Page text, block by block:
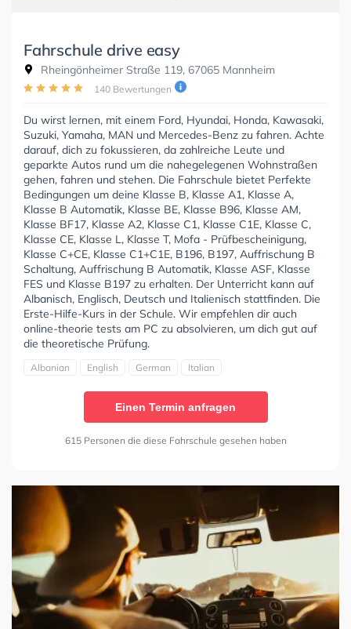
Fahrschule drive easy
Rheingönheimer Straße 119, 67065 Mannheim
140 Bewertungen
Du wirst lernen, mit einem Ford, Hyundai, Honda, Kawasaki,
Suzuki, Yamaha, MAN und Mercedes-Benz zu fahren. Achte
darauf, dich zu fokussieren, da zahlreiche Leute und
geparkte Autos rund um die nahegelegenen Wohnstraßen
gehen, fahren und stehen. Die Fahrschule bietet Perfekte
Bedingungen um deine Klasse B, Klasse A1, Klasse A,
Klasse B Automatik, Klasse BE, Klasse B96, Klasse AM,
Klasse BF17, Klasse A2, Klasse C1, Klasse C1E, Klasse C,
Klasse CE, Klasse L, Klasse T, Mofa - Prüfbescheinigung,
Klasse C+CE, Klasse C1+C1E, B196, B197, Auffrischung B
Schaltung, Auffrischung B Automatik, Klasse ASF, Klasse
FES und Klasse B197 zu erhalten. Der Unterricht kann auf
Albanisch, Englisch, Deutsch und Italienisch stattfinden. Die
Erste-Hilfe-Kurs in der Schule. Wir empfehlen dir auch
online-theorie tests am PC zu absolvieren, um dich gut auf
die theoretische Prüfung.
Albanian English German Italian
Einen Termin anfragen
615 Personen die diese Fahrschule gesehen haben